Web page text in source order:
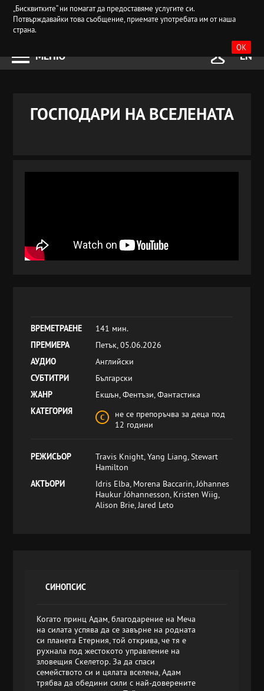
„Бисквитките“ ни помагат да предоставяме услугите си.
Потвърждавайки това съобщение, приемате употребата им от наша
страна.
OK
МЕНЮ EN
ГОСПОДАРИ НА ВСЕЛЕНАТА
ВРЕМЕТРАЕНЕ
141 мин.
ПРЕМИЕРА
Петък, 05.06.2026
АУДИО
Английски
СУБТИТРИ
Български
ЖАНР
Екшън, Фентъзи, Фантастика
КАТЕГОРИЯ
не се препоръчва за деца под
12 години
РЕЖИСЬОР
Travis Knight, Yang Liang, Stewart
Hamilton
АКТЬОРИ
Idris Elba, Morena Baccarin, Jóhannes
Haukur Jóhannesson, Kristen Wiig,
Alison Brie, Jared Leto
СИНОПСИС
Когато принц Адам, благодарение на Меча
на силата успява да се завърне на родната
си планета Етерния, той открива, че тя е
рухнала под жестокото управление на
зловещия Скелетор. За да спаси
семейството си и цялата вселена, Адам
трябва да обедини сили с най-доверените